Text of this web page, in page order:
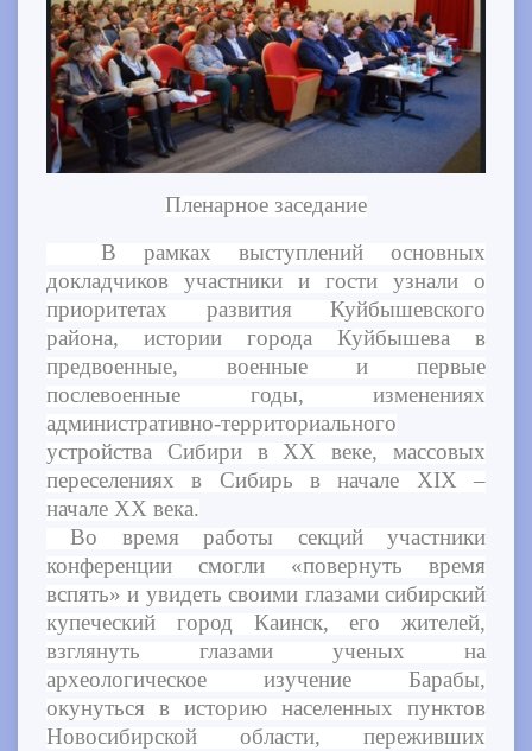
Пленарное заседание
В рамках выступлений основных
докладчиков участники и гости узнали о
приоритетах развития Куйбышевского
района, истории города Куйбышева в
предвоенные, военные и первые
послевоенные годы, изменениях
административно-территориального
устройства Сибири в XX веке, массовых
переселениях в Сибирь в начале XIX –
начале XX века.
Во время работы секций участники
конференции смогли «повернуть время
вспять» и увидеть своими глазами сибирский
купеческий город Каинск, его жителей,
взглянуть глазами ученых на
археологическое изучение Барабы,
окунуться в историю населенных пунктов
Новосибирской области, переживших